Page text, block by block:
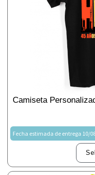
Camiseta
Fecha estimada de entrega 10/